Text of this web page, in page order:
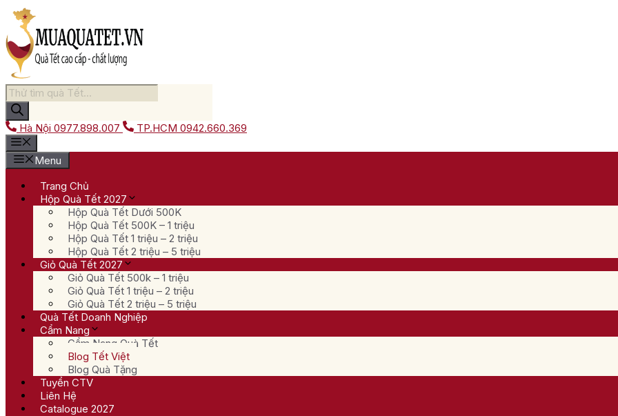
Chuyển
đến
nội
dung
Tìm
kiếm
sản
phẩmHà Nội 0977.898.007 TP.HCM 0942.660.369
Menu
Trang Chủ
Hộp Quà Tết 2027
Hộp Quà Tết Dưới 500K
Hộp Quà Tết 500K – 1 triệu
Hộp Quà Tết 1 triệu – 2 triệu
Hộp Quà Tết 2 triệu – 5 triệu
Giỏ Quà Tết 2027
Giỏ Quà Tết 500k – 1 triệu
Giỏ Quà Tết 1 triệu – 2 triệu
Giỏ Quà Tết 2 triệu – 5 triệu
Quà Tết Doanh Nghiệp
Cẩm Nang
Cẩm Nang Quà Tết
Blog Tết Việt
Blog Quà Tặng
Tuyển CTV
Liên Hệ
Catalogue 2027